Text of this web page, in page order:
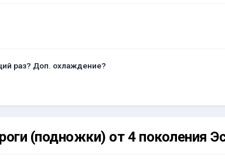
раз? Доп. охлаждение?
(подножки) от 4 поколения